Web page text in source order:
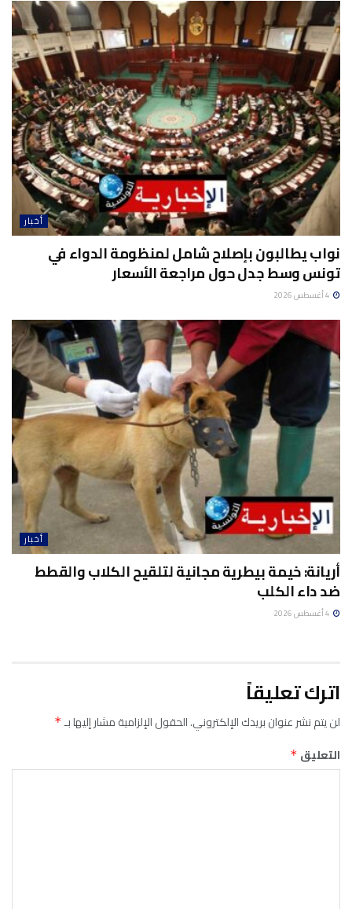
أخبار
نواب يطالبون بإصلاح شامل لمنظومة الدواء في
تونس وسط جدل حول مراجعة الأسعار
أخبار
أريانة: خيمة بيطرية مجانية لتلقيح الكلاب والقطط
ضد داء الكلب
اترك تعليقاً
لن يتم نشر عنوان بريدك الإلكتروني.الحقول الإلزامية مشار إليها بـ*
التعليق *